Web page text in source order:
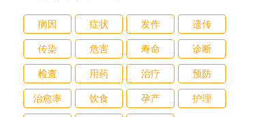
病因 症状 发作 遗传
传染 危害 寿命 诊断
检查 用药 治疗 预防
治愈率 饮食 孕产 护理